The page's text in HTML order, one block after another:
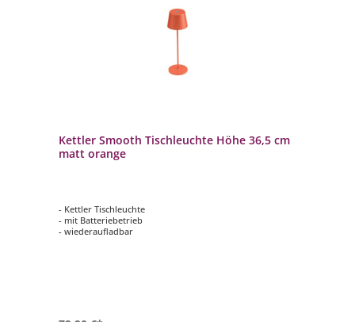
Kettler Smooth Tischleuchte Höhe 36,5 cm
matt orange
- Kettler Tischleuchte
- mit Batteriebetrieb
- wiederaufladbar